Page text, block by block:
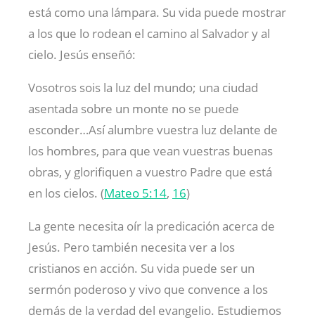
está como una lámpara. Su vida puede mostrar
a los que lo rodean el camino al Salvador y al
cielo. Jesús enseñó:
Vosotros sois la luz del mundo; una ciudad
asentada sobre un monte no se puede
esconder…Así alumbre vuestra luz delante de
los hombres, para que vean vuestras buenas
obras, y glorifiquen a vuestro Padre que está
en los cielos. (Mateo 5:14, 16)
La gente necesita oír la predicación acerca de
Jesús. Pero también necesita ver a los
cristianos en acción. Su vida puede ser un
sermón poderoso y vivo que convence a los
demás de la verdad del evangelio. Estudiemos